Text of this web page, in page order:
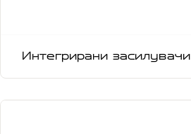
Интегрирани засилувачи